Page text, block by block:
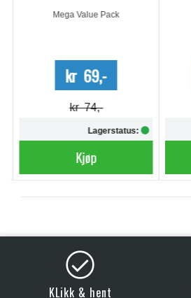
Mega Value Pack
kr 69,-
kr 74,-
Lagerstatus:
Kjøp
KLikk & hent